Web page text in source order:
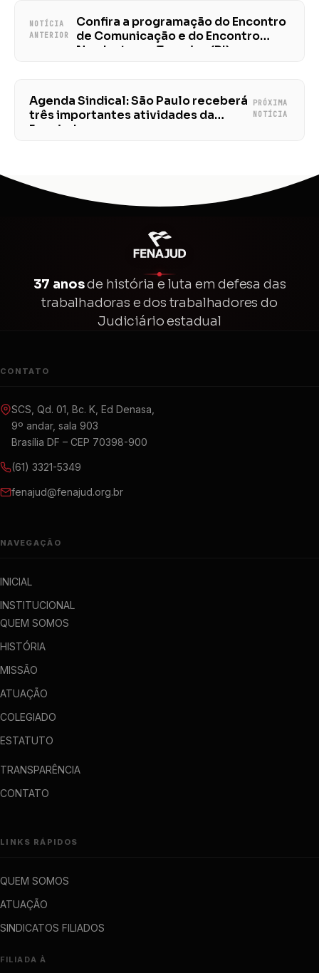
NOTÍCIA
ANTERIOR
Confira a programação do Encontro
de Comunicação e do Encontro
Nordeste em Teresina (PI)
Agenda Sindical: São Paulo receberá
três importantes atividades da
Fenajud
PRÓXIMA
NOTÍCIA
37 anosde história e luta em defesa das
trabalhadoras e dos trabalhadores do
Judiciário estadual
CONTATO
SCS, Qd. 01, Bc. K, Ed Denasa,
9º andar, sala 903
Brasília DF – CEP 70398-900
(61) 3321-5349
fenajud@fenajud.org.br
NAVEGAÇÃO
INICIAL
INSTITUCIONAL
QUEM SOMOS
HISTÓRIA
MISSÃO
ATUAÇÃO
COLEGIADO
ESTATUTO
TRANSPARÊNCIA
CONTATO
LINKS RÁPIDOS
QUEM SOMOS
ATUAÇÃO
SINDICATOS FILIADOS
FILIADA À